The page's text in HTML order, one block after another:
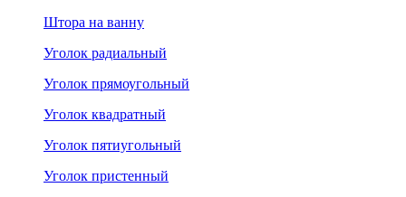
Штора на ванну
Уголок радиальный
Уголок прямоугольный
Уголок квадратный
Уголок пятиугольный
Уголок пристенный